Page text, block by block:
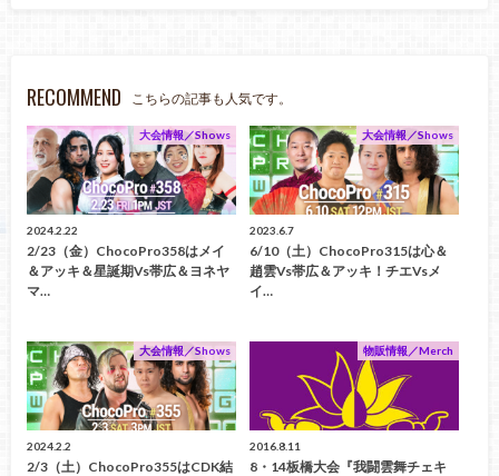
RECOMMEND こちらの記事も人気です。
大会情報／Shows
2024.2.22
2/23（金）ChocoPro358はメイ
＆アッキ＆星誕期vs帯広＆ヨネヤ
マ…
大会情報／Shows
2023.6.7
6/10（土）ChocoPro315は心＆
趙雲vs帯広＆アッキ！チエvsメ
イ…
大会情報／Shows
2024.2.2
2/3（土）ChocoPro355はCDK結
物販情報／Merch
2016.8.11
8・14板橋大会『我闘雲舞チェキ